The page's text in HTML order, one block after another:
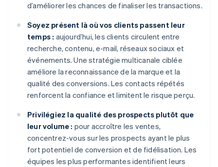
d’améliorer les chances de finaliser les transactions.
Soyez présent là où vos clients passent leur
temps : aujourd’hui, les clients circulent entre
recherche, contenu, e-mail, réseaux sociaux et
événements. Une stratégie multicanale ciblée
améliore la reconnaissance de la marque et la
qualité des conversions. Les contacts répétés
renforcent la confiance et limitent le risque perçu.
Privilégiez la qualité des prospects plutôt que
leur volume : pour accroître les ventes,
concentrez-vous sur les prospects ayant le plus
fort potentiel de conversion et de fidélisation. Les
équipes les plus performantes identifient leurs